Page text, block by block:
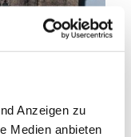
Anzeigen zu
Medien anbieten